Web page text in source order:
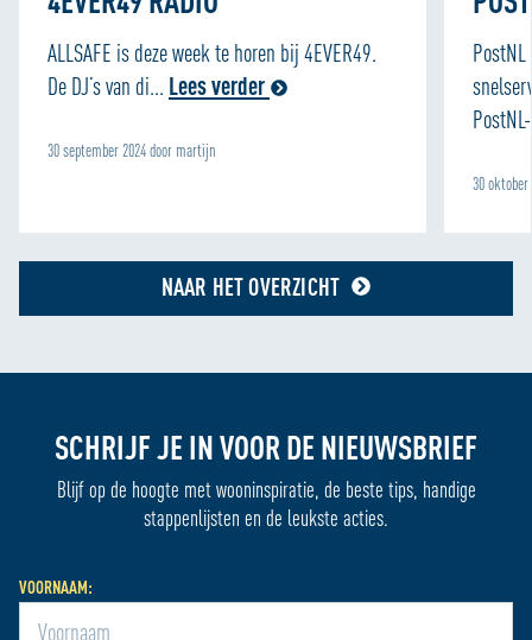
met onze partners voor social media, adverteren en
analyse zodat we ook buiten onze website een
persoonlijke ervaring kunnen bieden. Voor meer
informatie over hoe wij cookies gebruiken, bekijk onze
ALLSAFE is deze week te horen bij 4EVER49.
De DJ’s van di... Lees verder
30 september 2024 door martijn
30 oktober
NAAR HET OVERZICHT
SCHRIJF JE IN VOOR DE NIEUWSBRIEF
Blijf op de hoogte met wooninspiratie, de beste tips, handige
stappenlijsten en de leukste acties.
VOORNAAM: